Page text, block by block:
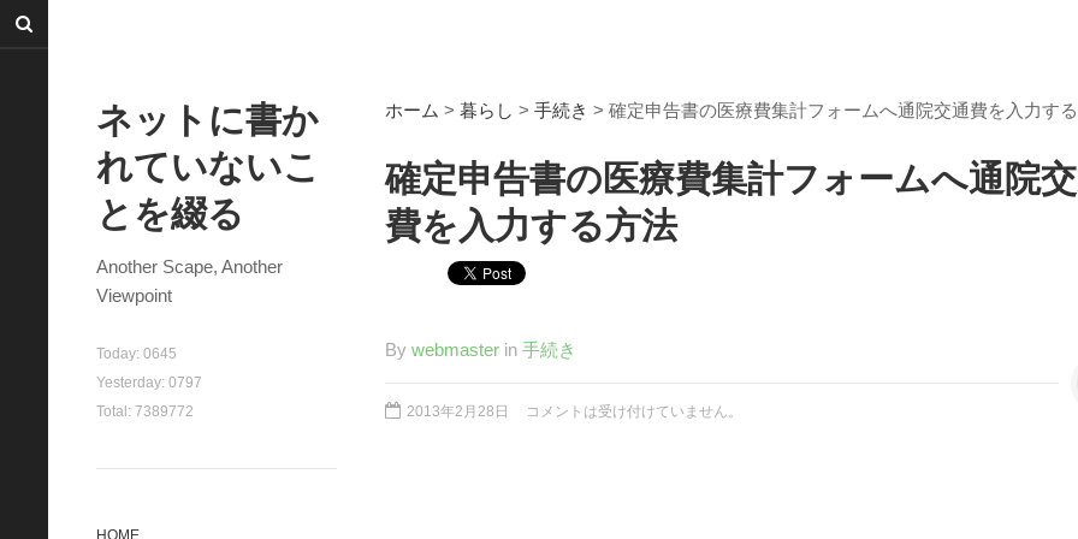
ネットに書か
れていないこ
とを綴る
Another Scape, Another
Viewpoint
Today: 0645
Yesterday: 0797
Total: 7389772
HOME
ホーム > 暮らし > 手続き > 確定申告書の医療費集計フォームへ通院交通費を入力す
確定申告書の医療費集計フォームへ通院
費を入力する方法
By webmaster in 手続き
2013年2月28日 コメントは受け付けていません。